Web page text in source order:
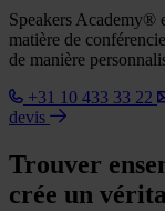
Speakers Academy®
matière de
de manière
+31 10 433 33 22
devis
Trouver
crée un